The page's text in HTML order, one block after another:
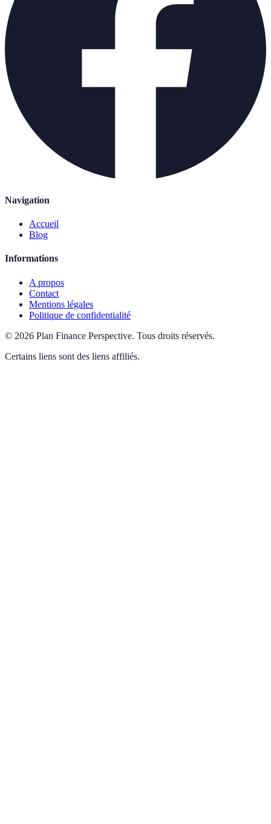
Navigation
Accueil
Blog
Informations
A propos
Contact
Mentions légales
Politique de confidentialité
© 2026 Plan Finance Perspective. Tous droits réservés.
Certains liens sont des liens affiliés.